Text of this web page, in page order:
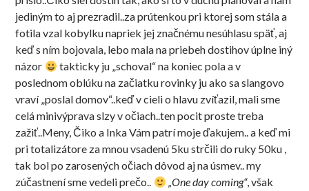
jediným to aj prezradil..za prútenkou pri ktorej som stála a
fotila vzal kobylku napriek jej značnému nesúhlasu späť, aj
keď s ním bojovala, lebo mala na priebeh dostihov úplne iný
názor
takticky ju „schoval“ na koniec pola a v
poslednom oblúku na začiatku rovinky ju ako sa slangovo
vraví „poslal domov“..keď v cieli o hlavu zvíťazil, mali sme
celá minivýprava slzy v očiach..ten pocit proste treba
zažiť..Meny, Čiko a Inka Vám patrí moje ďakujem.. a keď mi
pri totalizátore za mnou vsadenú 5ku strčili do ruky 50ku ,
tak bol po zarosených očiach dôvod aj na úsmev.. my
zúčastnení sme vedeli prečo..
„One day coming“, však